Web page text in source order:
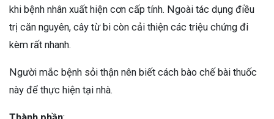
khi bệnh nhân xuất hiện cơn cấp tính. Ngoài tác dụng điều
trị căn nguyên, cây từ bi còn cải thiện các triệu chứng đi
kèm rất nhanh.
Người mắc bệnh sỏi thận nên biết cách bào chế bài thuốc
này để thực hiện tại nhà.